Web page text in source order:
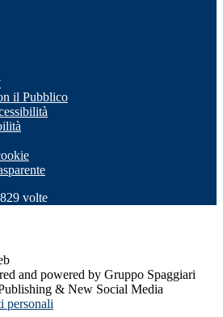
il Pubblico
829 volte
and powered by Gruppo Spaggiari
& New Social Media
personali